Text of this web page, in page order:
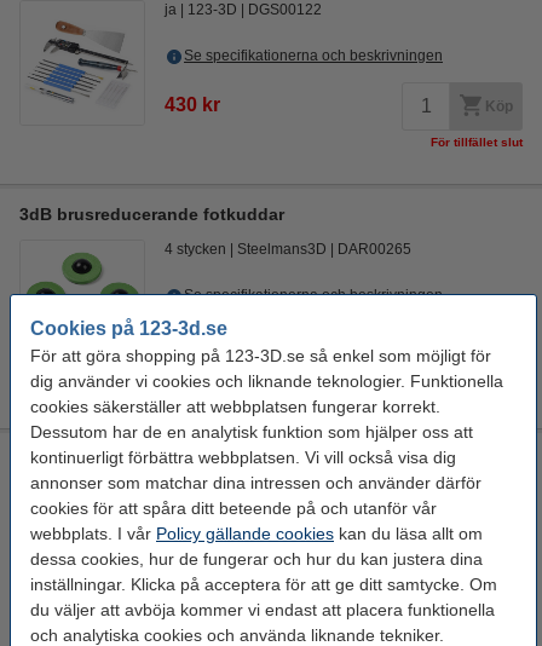
Cookies på 123-3d.se
För att göra shopping på 123-3D.se så enkel som möjligt för
dig använder vi cookies och liknande teknologier. Funktionella
cookies säkerställer att webbplatsen fungerar korrekt.
Dessutom har de en analytisk funktion som hjälper oss att
kontinuerligt förbättra webbplatsen. Vi vill också visa dig
annonser som matchar dina intressen och använder därför
cookies för att spåra ditt beteende på och utanför vår
webbplats. I vår Policy gällande cookies kan du läsa allt om
dessa cookies, hur de fungerar och hur du kan justera dina
inställningar. Klicka på acceptera för att ge ditt samtycke. Om
du väljer att avböja kommer vi endast att placera funktionella
och analytiska cookies och använda liknande tekniker.
ja 123-3D DGS00122
Se specifikationerna och beskrivningen
430 kr Köp
För tillfället slut
3dB brusreducerande fotkuddar
4 stycken Steelmans3D DAR00265
Se specifikationerna och beskrivningen
EU-lager 5-7dgr
185 kr Köp
Calex Smart Mini inomhuskamera | 1080p
LCA01092 Vit 53 x 32 x 110 mm (LxBxH) Calex
Se specifikationerna och beskrivningen
EU-lager 5-7dgr
420 kr Köp